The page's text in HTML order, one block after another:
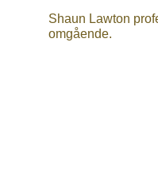
Shaun Lawton
omgående.